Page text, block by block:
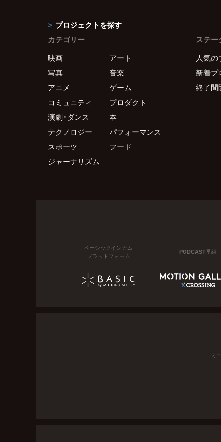
プロジェクトを探す
カテゴリー
映画
アート
写真
音楽
アニメ
ゲーム
コミュニティ
プロダクト
演劇・ダンス
本
テクノロジー
パフォーマンス
スポーツ
フード
ジャーナリズム
ステー
人気の
新着プ
終了間
ベーシックインカム
プラットフォーム
PODCAST番組
ミ